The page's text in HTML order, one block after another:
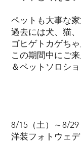
ペットも大事な家
過去には犬、猫
ゴヒゲトカゲち
この期間中にご
＆ペットソロシ
8/15（土）～8/29
洋装フォトウェ